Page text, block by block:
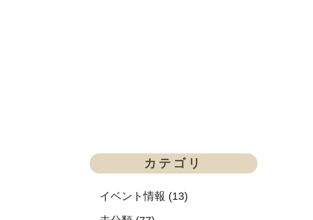
カテゴリ
イベント情報 (13)